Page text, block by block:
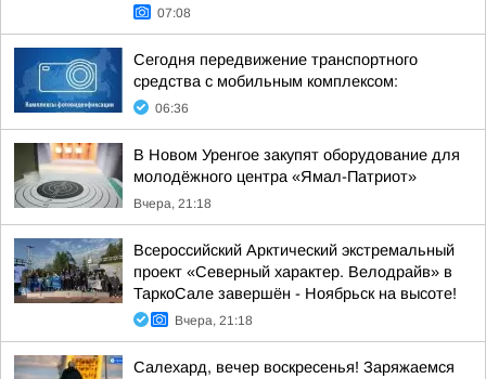
07:08
Сегодня передвижение транспортного
средства с мобильным комплексом:
06:36
В Новом Уренгое закупят оборудование для
молодёжного центра «Ямал-Патриот»
Вчера, 21:18
Всероссийский Арктический экстремальный
проект «Северный характер. Велодрайв» в
ТаркоСале завершён - Ноябрьск на высоте!
Вчера, 21:18
Салехард, вечер воскресенья! Заряжаемся